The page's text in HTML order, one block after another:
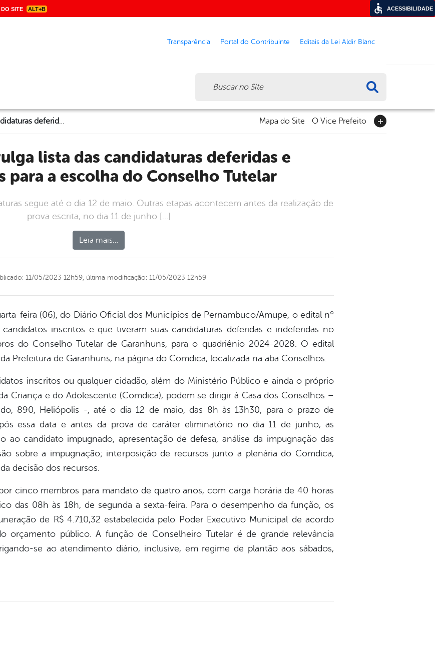
SITE ALT+B
Transparência Portal do Contribuinte Editais da Lei Aldir Blanc
Comdica divulga lista das candidaturas deferidas e indeferidas para a escolha do Conselho Tutelar Mapa do Site O Vice Prefeito
para a escolha do Conselho Tutelar
segue até o dia 12 de maio. Outras etapas acontecem antes da realização de
prova escrita, no dia 11 de junho […]
Leia mais…
11/05/2023 12h59, última modificação: 11/05/2023 12h59
feira (06), do Diário Oficial dos Municípios de Pernambuco/Amupe, o edital nº
inscritos e que tiveram suas candidaturas deferidas e indeferidas no
do Conselho Tutelar de Garanhuns, para o quadriênio 2024-2028. O edital
Prefeitura de Garanhuns, na página do Comdica, localizada na aba Conselhos.
inscritos ou qualquer cidadão, além do Ministério Público e ainda o próprio
Criança e do Adolescente (Comdica), podem se dirigir à Casa dos Conselhos –
890, Heliópolis -, até o dia 12 de maio, das 8h às 13h30, para o prazo de
essa data e antes da prova de caráter eliminatório no dia 11 de junho, as
ao candidato impugnado, apresentação de defesa, análise da impugnação das
sobre a impugnação; interposição de recursos junto a plenária do Comdica,
decisão dos recursos.
cinco membros para mandato de quatro anos, com carga horária de 40 horas
das 08h às 18h, de segunda a sexta-feira. Para o desempenho da função, os
de R$ 4.710,32 estabelecida pelo Poder Executivo Municipal de acordo
orçamento público. A função de Conselheiro Tutelar é de grande relevância
se ao atendimento diário, inclusive, em regime de plantão aos sábados,
ACESSIBILIDADE